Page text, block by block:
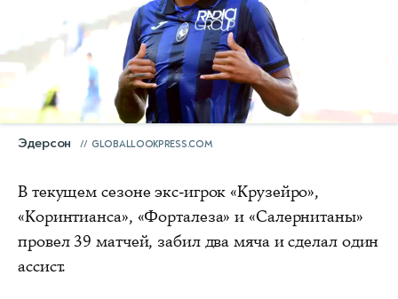
Эдерсон GLOBALLOOKPRESS.COM
В текущем сезоне экс-игрок «Крузейро»,
«Коринтианса», «Форталеза» и «Салернитаны»
провел 39 матчей, забил два мяча и сделал один
ассист.